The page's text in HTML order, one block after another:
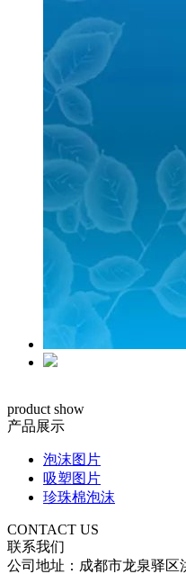
product show
产品展示
泡沫图片
吸塑图片
珍珠棉泡沫
CONTACT US
联系我们
公司地址：成都市龙泉驿区